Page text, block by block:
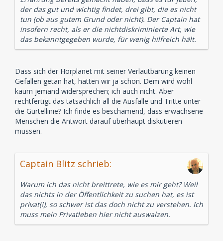
der das gut und wichtig findet, drei gibt, die es nicht
tun (ob aus gutem Grund oder nicht). Der Captain hat
insofern recht, als er die nichtdiskriminierte Art, wie
das bekanntgegeben wurde, für wenig hilfreich hält.
Dass sich der Hörplanet mit seiner Verlautbarung keinen
Gefallen getan hat, hatten wir ja schon. Dem wird wohl
kaum jemand widersprechen; ich auch nicht. Aber
rechtfertigt das tatsächlich all die Ausfälle und Tritte unter
die Gürtellinie? Ich finde es beschämend, dass erwachsene
Menschen die Antwort darauf überhaupt diskutieren
müssen.
Captain Blitz schrieb:
Warum ich das nicht breittrete, wie es mir geht? Weil
das nichts in der Öffentlichkeit zu suchen hat, es ist
privat(!), so schwer ist das doch nicht zu verstehen. Ich
muss mein Privatleben hier nicht auswalzen.